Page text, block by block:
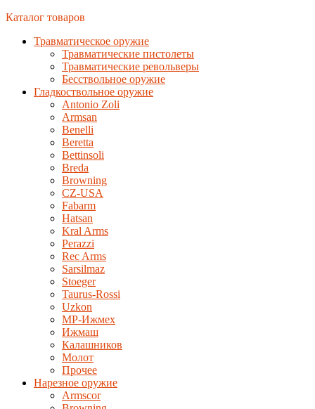
Каталог товаров
Травматическое оружие
Травматические пистолеты
Травматические револьверы
Бесствольное оружие
Гладкоствольное оружие
Antonio Zoli
Armsan
Benelli
Beretta
Bettinsoli
Breda
Browning
CZ-USA
Fabarm
Hatsan
Kral Arms
Perazzi
Rec Arms
Sarsilmaz
Stoeger
Taurus-Rossi
Uzkon
MP-Ижмех
Ижмаш
Калашников
Молот
Прочее
Нарезное оружие
Armscor